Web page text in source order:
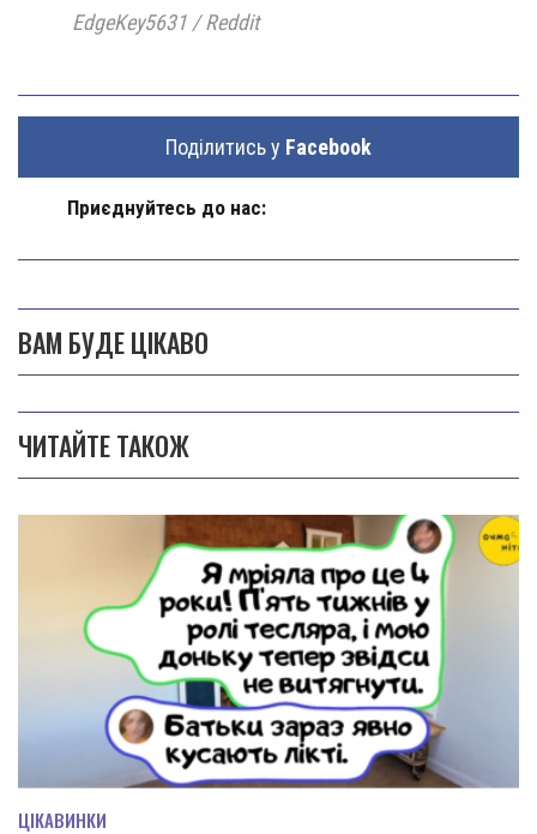
EdgeKey5631 / Reddit
Поділитись у Facebook
Приєднуйтесь до нас:
ВАМ БУДЕ ЦІКАВО
ЧИТАЙТЕ ТАКОЖ
ЦІКАВИНКИ